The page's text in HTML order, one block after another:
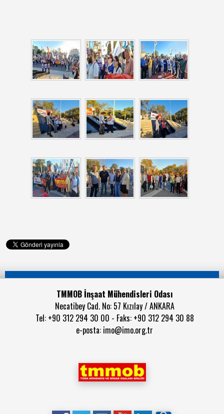
TMMOB İnşaat Mühendisleri Odası
Necatibey Cad. No: 57 Kızılay / ANKARA
Tel: +90 312 294 30 00 - Faks: +90 312 294 30 88
e-posta: imo@imo.org.tr